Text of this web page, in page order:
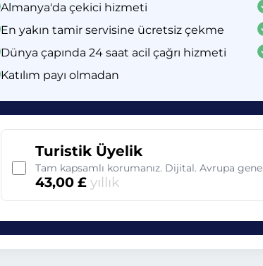
Almanya'da çekici hizmeti
En yakın tamir servisine ücretsiz çekme
Dünya çapında 24 saat acil çağrı hizmeti
Katılım payı olmadan
Turistik Üyelik
Tam kapsamlı korumanız. Dijital. Avrupa
43,00 £ yıllık